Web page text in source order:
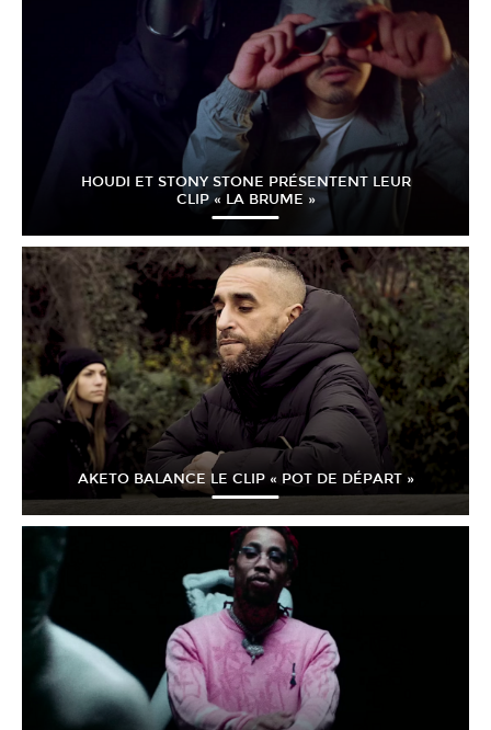
HOUDI ET STONY STONE PRÉSENTENT LEUR
CLIP « LA BRUME »
AKETO BALANCE LE CLIP « POT DE DÉPART »